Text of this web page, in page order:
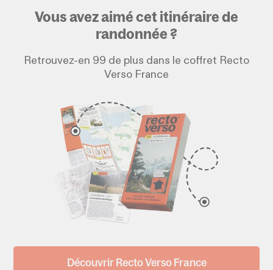
Vous avez aimé cet itinéraire de
randonnée ?
Retrouvez-en 99 de plus dans le coffret Recto
Verso France
Découvrir Recto Verso France